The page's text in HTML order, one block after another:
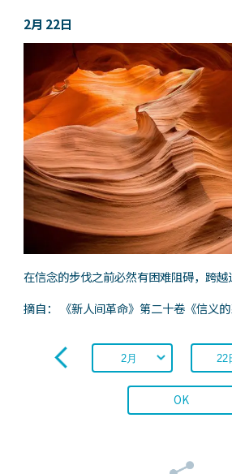
2月 22日
在信念的步伐之前必然有困难阻碍，跨越
摘自： 《新人间革命》第二十卷《信义的
OK